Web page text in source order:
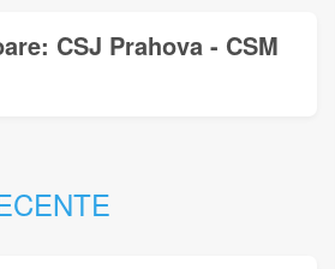
CSJ Prahova - CSM